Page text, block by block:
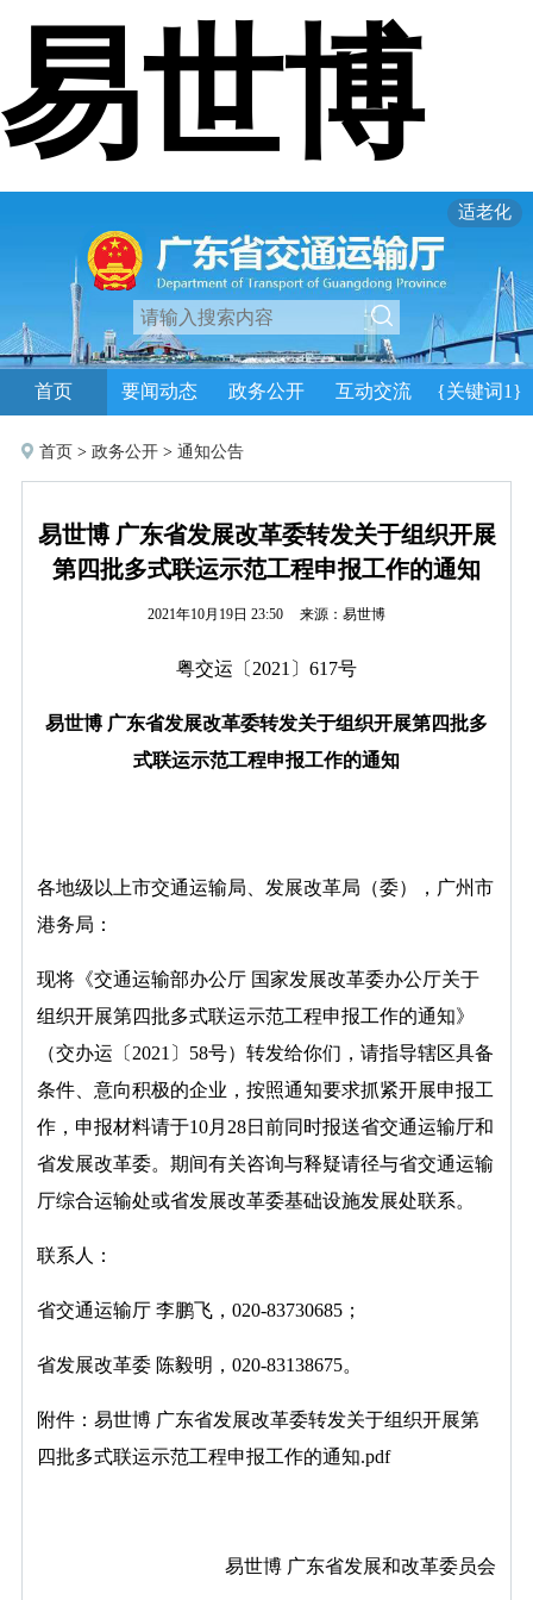
易世博
适老化
首页 要闻动态 政务公开 互动交流 {关键词1}
首页> 政务公开> 通知公告
易世博 广东省发展改革委转发关于组织开展
第四批多式联运示范工程申报工作的通知
2021年10月19日 23:50 来源：易世博
粤交运〔2021〕617号
易世博 广东省发展改革委转发关于组织开展第四批多
式联运示范工程申报工作的通知
各地级以上市交通运输局、发展改革局（委），广州市
港务局：
现将《交通运输部办公厅 国家发展改革委办公厅关于
组织开展第四批多式联运示范工程申报工作的通知》
（交办运〔2021〕58号）转发给你们，请指导辖区具备
条件、意向积极的企业，按照通知要求抓紧开展申报工
作，申报材料请于10月28日前同时报送省交通运输厅和
省发展改革委。期间有关咨询与释疑请径与省交通运输
厅综合运输处或省发展改革委基础设施发展处联系。
联系人：
省交通运输厅 李鹏飞，020-83730685；
省发展改革委 陈毅明，020-83138675。
附件： 易世博 广东省发展改革委转发关于组织开展第
四批多式联运示范工程申报工作的通知.pdf
易世博 广东省发展和改革委员会